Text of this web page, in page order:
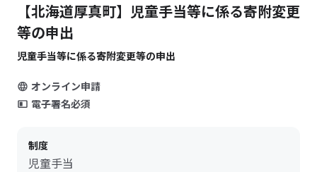
【北海道厚真町】児童手当等に係る寄附変更
等の申出
児童手当等に係る寄附変更等の申出
オンライン申請
電子署名必須
制度
児童手当